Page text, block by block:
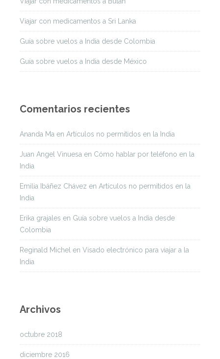
Viajar con medicamentos a Sri Lanka
Guía sobre vuelos a India desde Colombia
Guía sobre vuelos a India desde México
Comentarios recientes
Ananda Ma en Artículos no permitidos en la India
Juan Angel Vinuesa en Cómo hablar por teléfono en la
India
Emilia Ibáñez Chávez en Artículos no permitidos en la
India
Erika grajales en Guía sobre vuelos a India desde
Colombia
Reginald Michel en Visado electrónico para viajar a la
India
Archivos
octubre 2018
diciembre 2016